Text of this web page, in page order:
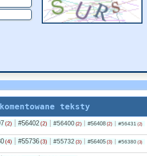
teksty
(2) #56402 (2) #56400 (2) #56408 (2) #56431 (2)
(4) #55736 (3) #55732 (3) #56405 (3) #56380 (3)